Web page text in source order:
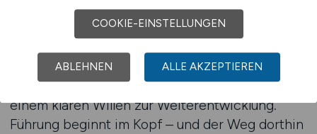
Logistikbetrieben wird Führung oft intern
besetzt. Die tägliche Praxis zählt mehr als ein
man genau dort sichtbar wird – mit einer
starken Bewerbung, realistischem Profil und
einem klaren Willen zur Weiterentwicklung.
Führung beginnt im Kopf – und der Weg dorthin
COOKIE-EINSTELLUNGEN
ABLEHNEN ALLE AKZEPTIEREN